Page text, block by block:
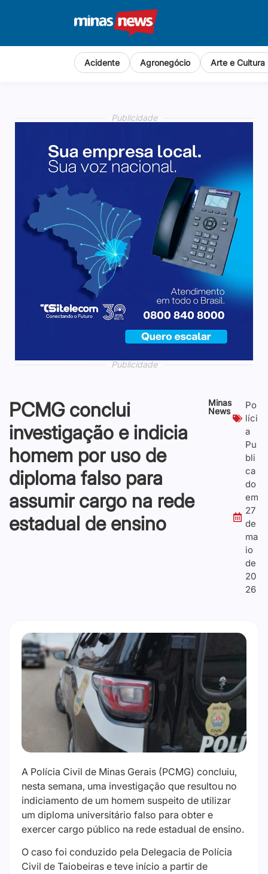
Acidente Agronegócio Arte e Cultura
Publicidade
Publicidade
Publicidade
Publicidade
Publicidade
Publicidade
Publicidade
Publicidade
Publicidade
Publicidade
Publicidade
Publicidade
Publicidade
Publicidade
Publicidade
Publicidade
Minas
News
Po
líci
a
Pu
bli
ca
do
em
27
de
ma
io
de
20
26
PCMG conclui
investigação e indicia
homem por uso de
diploma falso para
assumir cargo na rede
estadual de ensino
A Polícia Civil de Minas Gerais (PCMG) concluiu,
nesta semana, uma investigação que resultou no
indiciamento de um homem suspeito de utilizar
um diploma universitário falso para obter e
exercer cargo público na rede estadual de ensino.
O caso foi conduzido pela Delegacia de Polícia
Civil de Taiobeiras e teve início a partir de